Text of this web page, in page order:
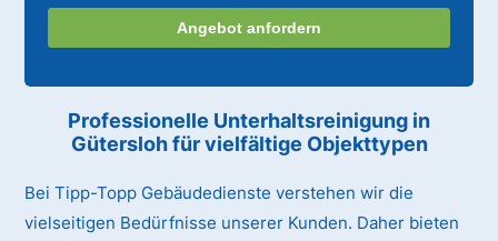
Angebot anfordern
Professionelle Unterhaltsreinigung in
Güterslohfür vielfältige Objekttypen
Bei Tipp-Topp Gebäudedienste verstehen wir die
vielseitigen Bedürfnisse unserer Kunden. Daher bieten